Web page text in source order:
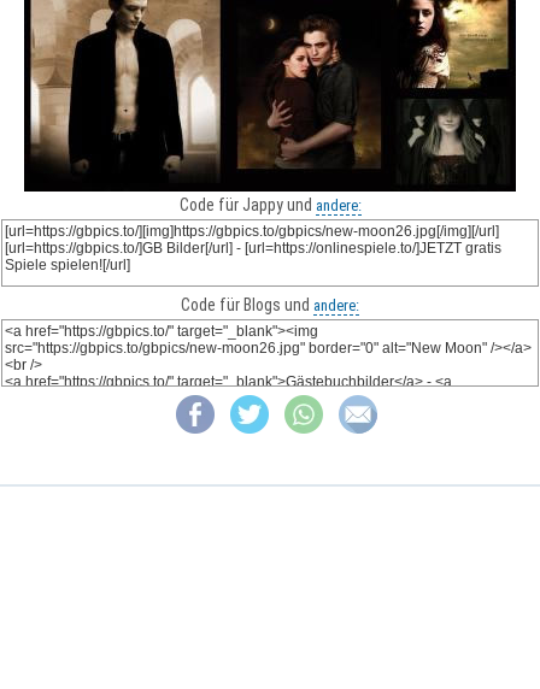
Code für Jappy und andere:
Code für Blogs und andere: